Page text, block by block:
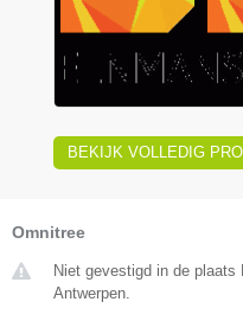
BEKIJK VOLLEDIG
Omnitree
Niet gevestigd in de
Antwerpen.